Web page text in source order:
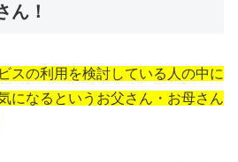
ん！
スの利用を検討している人の中に
になるというお父さん・お母さん